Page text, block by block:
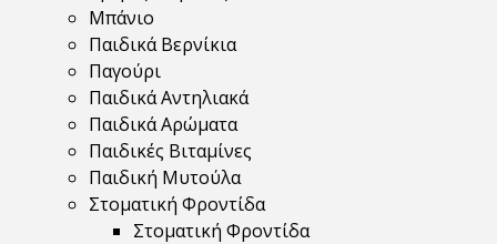
Μπάνιο
Παιδικά Βερνίκια
Παγούρι
Παιδικά Αντηλιακά
Παιδικά Αρώματα
Παιδικές Βιταμίνες
Παιδική Μυτούλα
Στοματική Φροντίδα
Στοματική Φροντίδα